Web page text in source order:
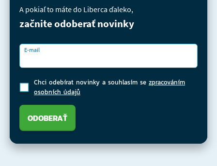
A pokiaľ to máte do Liberca ďaleko,
začnite odoberať novinky
E-mail
Chci odebírat novinky a souhlasím se zpracováním
osobních údajů
ODOBERAŤ